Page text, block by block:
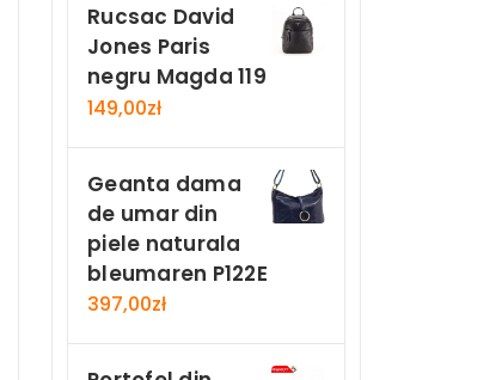
Rucsac David
Jones Paris
negru Magda 119
149,00zł
Geanta dama
de umar din
piele naturala
bleumaren P122E
397,00zł